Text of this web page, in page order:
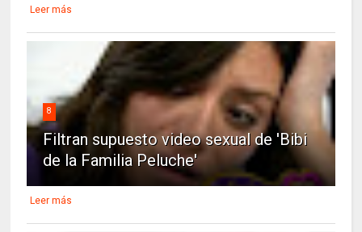
Leer más
8
Filtran supuesto video sexual de 'Bibi
de la Familia Peluche'
Leer más